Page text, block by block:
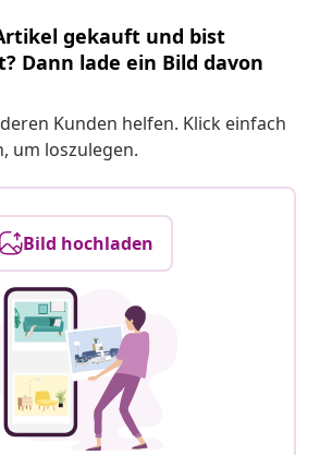
gekauft und bist
Dann lade ein Bild davon
Kunden helfen. Klick einfach
um loszulegen.
Bild hochladen